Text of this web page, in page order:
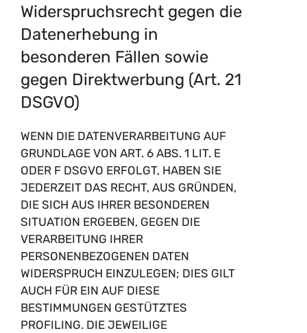
Widerspruchsrecht gegen die
Datenerhebung in
besonderen Fällen sowie
gegen Direktwerbung (Art. 21
DSGVO)
WENN DIE DATENVERARBEITUNG AUF
GRUNDLAGE VON ART. 6 ABS. 1 LIT. E
ODER F DSGVO ERFOLGT, HABEN SIE
JEDERZEIT DAS RECHT, AUS GRÜNDEN,
DIE SICH AUS IHRER BESONDEREN
SITUATION ERGEBEN, GEGEN DIE
VERARBEITUNG IHRER
PERSONENBEZOGENEN DATEN
WIDERSPRUCH EINZULEGEN; DIES GILT
AUCH FÜR EIN AUF DIESE
BESTIMMUNGEN GESTÜTZTES
PROFILING. DIE JEWEILIGE